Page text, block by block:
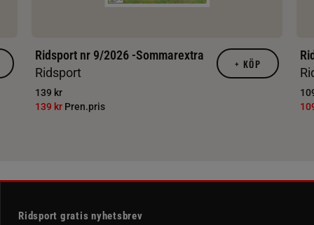
Ridsport nr 9/2026 -Sommarextra
Ridsport
139 kr
139 kr Pren.pris
+ KÖP
Ridsport gratis nyhetsbrev